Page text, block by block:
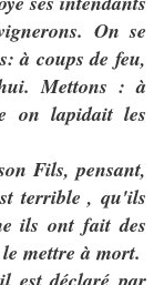
On se
à coups de feu,
Mettons : à
on lapidait les
Fils, pensant,
terrible , qu'ils
ils ont fait des
mettre à mort.